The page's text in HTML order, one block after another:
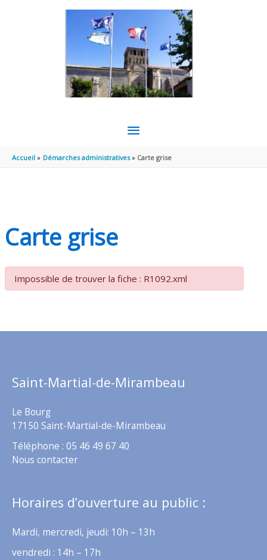
MENU
PRINCIPAL
Accueil Démarches administratives Carte grise
Carte grise
Impossible de trouver la fiche : R1092.xml
Saint-Martial-de-Mirambeau
Le Bourg
17150 Saint-Martial-de-Mirambeau
Téléphone : 05 46 49 67 40
Nous contacter
Horaires d’ouverture au public :
Mardi, mercredi, jeudi: 10h – 13h
vendredi : 14h – 17h